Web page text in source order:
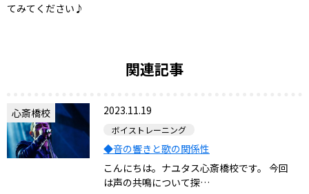
てみてください♪
関連記事
心斎橋校 2023.11.19
ボイストレーニング
◆音の響きと歌の関係性
こんにちは。ナユタス心斎橋校です。 今回
は声の共鳴について探…